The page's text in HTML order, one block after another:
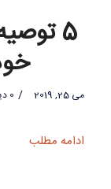
5
می 25, 2019 / 0 دیدگاه
ادامه مطلب